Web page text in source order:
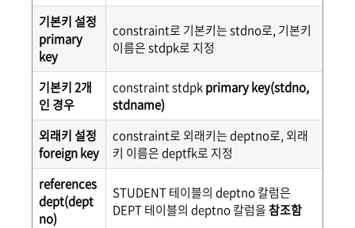
기본키 설정
primary
key
constraint로 기본키는 stdno로, 기본키
이름은 stdpk로 지정
기본키 2개
인 경우
constraint stdpkprimary key(stdno,
stdname)
외래키 설정
foreign key
constraint로 외래키는 deptno로, 외래
키 이름은 deptfk로 지정
references
dept(dept
no)
STUDENT 테이블의 deptno 칼럼은
DEPT 테이블의 deptno 칼럼을참조함